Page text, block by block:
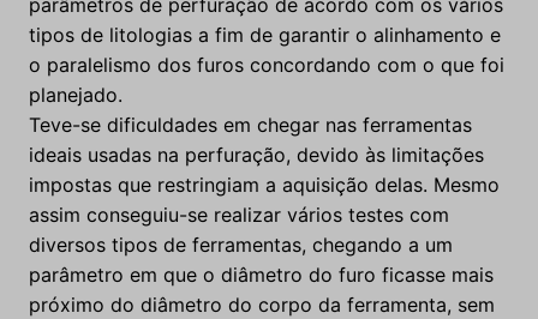
parâmetros de perfuração de acordo com os vários
tipos de litologias a fim de garantir o alinhamento e
o paralelismo dos furos concordando com o que foi
planejado.
Teve-se dificuldades em chegar nas ferramentas
ideais usadas na perfuração, devido às limitações
impostas que restringiam a aquisição delas. Mesmo
assim conseguiu-se realizar vários testes com
diversos tipos de ferramentas, chegando a um
parâmetro em que o diâmetro do furo ficasse mais
próximo do diâmetro do corpo da ferramenta, sem